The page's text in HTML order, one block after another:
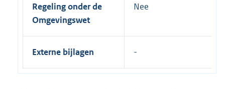
Regeling onder de
Omgevingswet
Nee
Externe bijlagen